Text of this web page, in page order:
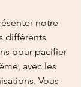
notre
différents
pour pacifier
avec les
Vous